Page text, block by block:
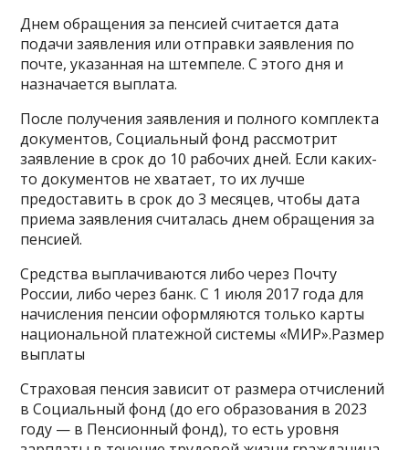
Днем обращения за пенсией считается дата
подачи заявления или отправки заявления по
почте, указанная на штемпеле. С этого дня и
назначается выплата.
После получения заявления и полного комплекта
документов, Социальный фонд рассмотрит
заявление в срок до 10 рабочих дней. Если каких-
то документов не хватает, то их лучше
предоставить в срок до 3 месяцев, чтобы дата
приема заявления считалась днем обращения за
пенсией.
Средства выплачиваются либо через Почту
России, либо через банк. С 1 июля 2017 года для
начисления пенсии оформляются только карты
национальной платежной системы «МИР».Размер
выплаты
Страховая пенсия зависит от размера отчислений
в Социальный фонд (до его образования в 2023
году — в Пенсионный фонд), то есть уровня